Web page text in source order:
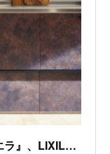
私の推し建材～クリナップ『ラクエラ』、LIXIL『スパージュ』～